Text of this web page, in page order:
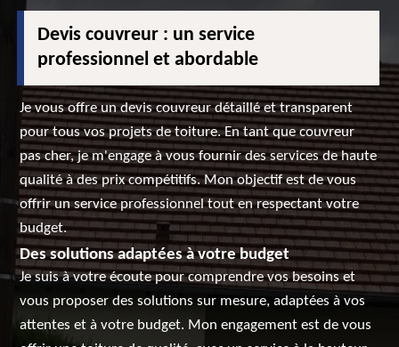
Devis couvreur : un service
professionnel et abordable
Je vous offre un devis couvreur détaillé et transparent
pour tous vos projets de toiture. En tant que couvreur
pas cher, je m'engage à vous fournir des services de haute
qualité à des prix compétitifs. Mon objectif est de vous
offrir un service professionnel tout en respectant votre
budget.
Des solutions adaptées à votre budget
Je suis à votre écoute pour comprendre vos besoins et
vous proposer des solutions sur mesure, adaptées à vos
attentes et à votre budget. Mon engagement est de vous